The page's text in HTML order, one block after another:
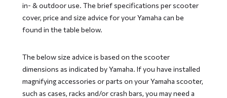
in- & outdoor use. The brief specifications per scooter
cover, price and size advice for your Yamaha can be
found in the table below.
The below size advice is based on the scooter
dimensions as indicated by Yamaha. If you have installed
magnifying accessories or parts on your Yamaha scooter,
such as cases, racks and/or crash bars, you may need a